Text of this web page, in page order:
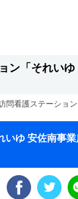
ン「それい
問看護ステーショ
ゆ 安佐南事業